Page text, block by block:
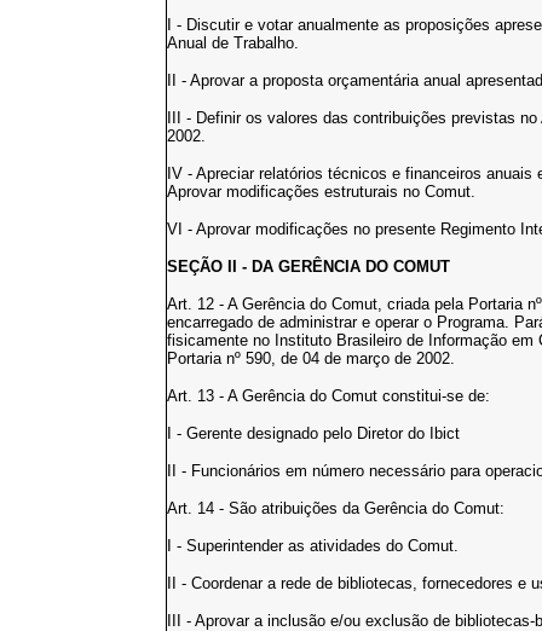
I - Discutir e votar anualmente as proposições
Anual de Trabalho.
II - Aprovar a proposta orçamentária anual
III - Definir os valores das contribuições previstas
2002.
IV - Apreciar relatórios técnicos e financeiros
Aprovar modificações estruturais no Comut.
VI - Aprovar modificações no presente Regimento
SEÇÃO II - DA GERÊNCIA DO COMUT
Art. 12 - A Gerência do Comut, criada pela Portaria
encarregado de administrar e operar o Programa.
fisicamente no Instituto Brasileiro de Informação
Portaria nº 590, de 04 de março de 2002.
Art. 13 - A Gerência do Comut constitui-se de:
I - Gerente designado pelo Diretor do Ibict
II - Funcionários em número necessário para
Art. 14 - São atribuições da Gerência do Comut:
I - Superintender as atividades do Comut.
II - Coordenar a rede de bibliotecas, fornecedores e
III - Aprovar a inclusão e/ou exclusão de